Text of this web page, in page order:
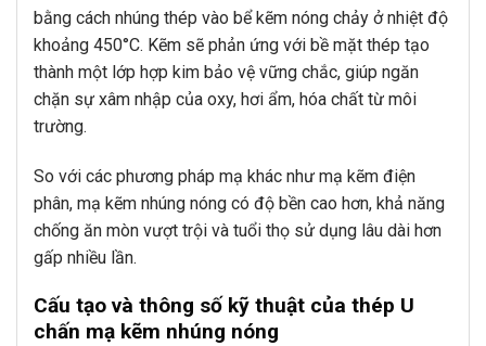
bằng cách nhúng thép vào bể kẽm nóng chảy ở nhiệt độ
khoảng 450°C. Kẽm sẽ phản ứng với bề mặt thép tạo
thành một lớp hợp kim bảo vệ vững chắc, giúp ngăn
chặn sự xâm nhập của oxy, hơi ẩm, hóa chất từ môi
trường.
So với các phương pháp mạ khác như mạ kẽm điện
phân, mạ kẽm nhúng nóng có độ bền cao hơn, khả năng
chống ăn mòn vượt trội và tuổi thọ sử dụng lâu dài hơn
gấp nhiều lần.
Cấu tạo và thông số kỹ thuật của thép U
chấn mạ kẽm nhúng nóng